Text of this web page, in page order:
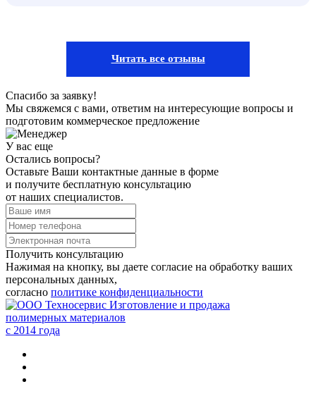
Читать все отзывы
Спасибо за заявку!
Мы свяжемся с вами, ответим на интересующие вопросы и
подготовим коммерческое предложение
У вас еще
Остались вопросы?
Оставьте Ваши контактные данные в форме
и получите бесплатную консультацию
от наших специалистов.
Получить консультацию
Нажимая на кнопку, вы даете согласие на обработку ваших
персональных данных,
согласно политике конфиденциальности
Изготовление и продажа
полимерных материалов
c 2014 года